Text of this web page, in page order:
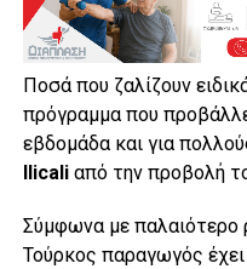
Ποσά που ζαλίζουν
πρόγραμμα που
εβδομάδα και για
Ilicaliαπό την προβολή
Σύμφωνα με παλαιότερο
Τούρκος παραγωγός έχει